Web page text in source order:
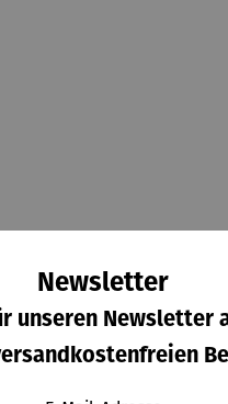
Newsletter
unseren Newsletter